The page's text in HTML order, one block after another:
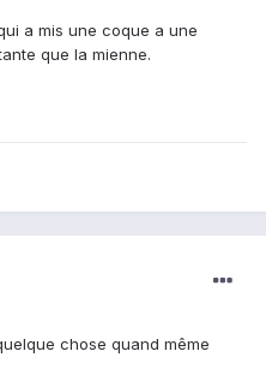
a mis une coque a une
que la mienne.
chose quand même